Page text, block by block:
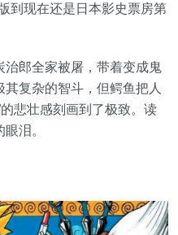
到现在还是日本影史票房第
治郎全家被屠，带着变成鬼
复杂的智斗，但鳄鱼把人
悲壮感刻画到了极致。读
泪。